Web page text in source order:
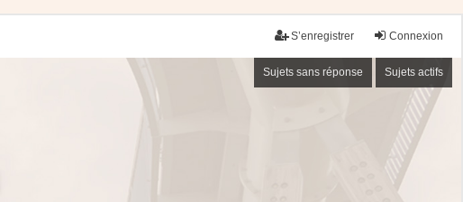
Connexion
S’enregistrer
Sujets sans réponse Sujets actifs